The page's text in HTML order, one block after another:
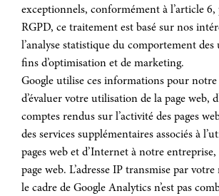
exceptionnels, conformément à l’article
RGPD, ce traitement est basé sur nos
l’analyse statistique du comportement des
fins d’optimisation et de marketing.
Google utilise ces informations pour
d’évaluer votre utilisation de la page web,
comptes rendus sur l’activité des pages
des services supplémentaires associés à
pages web et d’Internet à notre
page web. L’adresse IP transmise par
le cadre de Google Analytics n’est pas